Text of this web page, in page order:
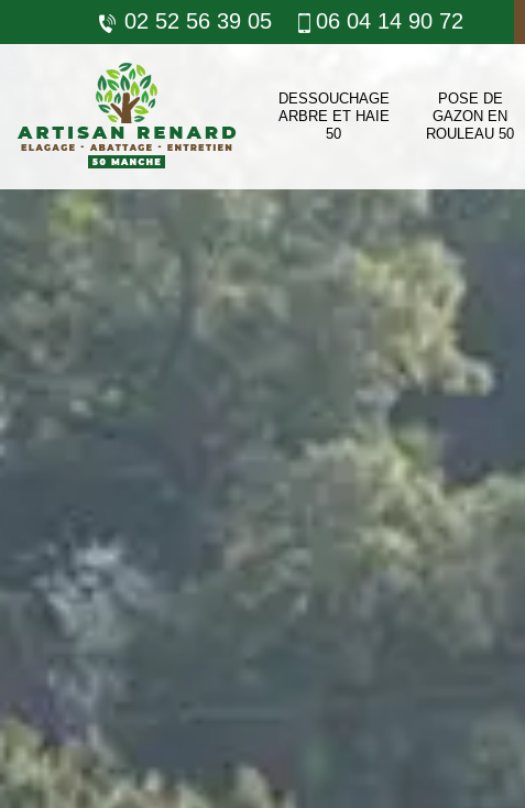
02 52 56 39 05 06 04 14 90 72
DESSOUCHAGE
ARBRE ET HAIE
50
POSE DE
GAZON EN
ROULEAU 50